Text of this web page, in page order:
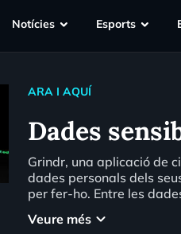
Notícies Esports
ARA I AQUÍ
Dades
Grindr, una aplicació de
dades personals dels
per fer-ho. Entre les
usuaris tenen el VIH i a
prova de la sida. Ha
Veure méskeyboard_arrow_down